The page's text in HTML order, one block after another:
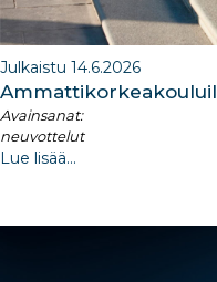
Julkaistu 14.6.2026
Avainsanat:
neuvottelut
Lue lisää...